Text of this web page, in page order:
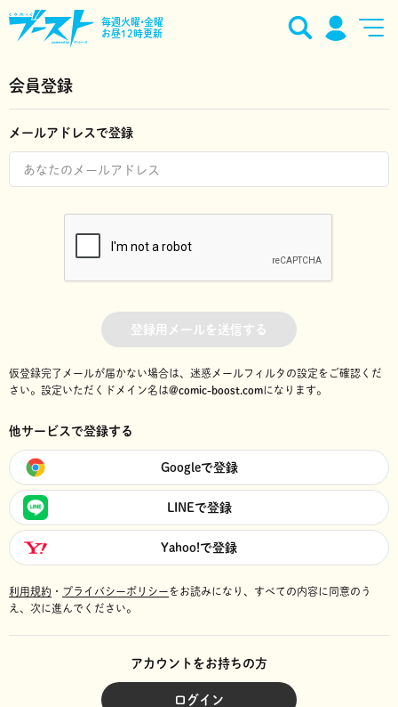
毎週火曜•金曜
お昼12時更新
会員登録
メールアドレスで登録
登録用メールを送信する
仮登録完了メールが届かない場合は、迷惑メールフィルタの設定をご確認くだ
さい。 設定いただくドメイン名は@comic-boost.comになります。
他サービスで登録する
Googleで登録
LINEで登録
Yahoo!で登録
利用規約 ・ プライバシーポリシーをお読みになり、 すべての内容に同意のう
え、次に進んでください。
アカウントをお持ちの方
ログイン